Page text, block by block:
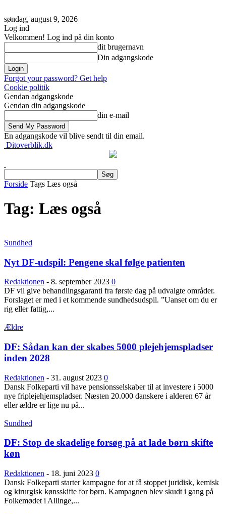
søndag, august 9, 2026
Log ind
Velkommen! Log ind på din konto
dit brugernavn
Din adgangskode
Forgot your password? Get help
Cookie politik
Gendan adgangskode
Gendan din adgangskode
din e-mail
En adgangskode vil blive sendt til din email.
Ditoverblik.dk
Forside Tags Læs også
Tag: Læs også
Sundhed
Nyt DF-udspil: Pengene skal følge patienten
Redaktionen - 8. september 2023 0
DF vil give behandlingsgaranti fra første dag på udvalgte områder.
Forslaget er med i et kommende sundhedsudspil. ”Uanset om du er
rig eller fattig,...
Ældre
DF: Sådan kan der skabes 5000 plejehjemspladser
inden 2028
Redaktionen - 31. august 2023 0
Dansk Folkeparti vil have pensionsselskaber til at investere i 5000
nye friplejehjemspladser. Næsten 20.000 danskere i alderen 67 år
eller ældre er lige nu på...
Sundhed
DF: Stop de skadelige forsøg på at lade børn skifte
køn
Redaktionen - 18. juni 2023 0
Dansk Folkeparti starter kampagne for at få stoppet juridisk, kemisk
og kirurgisk kønsskifte for børn. Kampagnen blev skudt i gang på
Folkemødet i Allinge,...